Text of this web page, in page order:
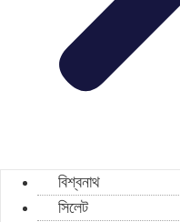
বিশ্বনাথ
সিলেট